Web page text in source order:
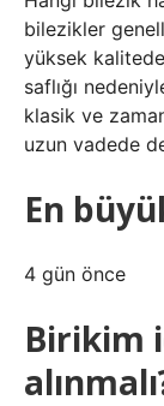
bilezikler
yüksek
saflığı
klasik ve
uzun vadede
En
4 gün önce
Birikim